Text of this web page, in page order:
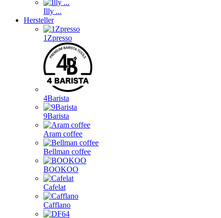
Illy ...
Hersteller
1Zpresso
4Barista
9Barista
Aram coffee
Bellman coffee
BOOKOO
Cafelat
Cafflano